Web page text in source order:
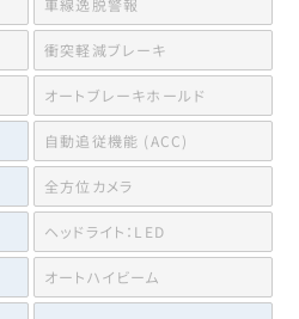
車線逸脱警報
衝突軽減ブレーキ
オートブレーキホールド
自動追従機能 (ACC)
全方位カメラ
ヘッドライト：LED
オートハイビーム